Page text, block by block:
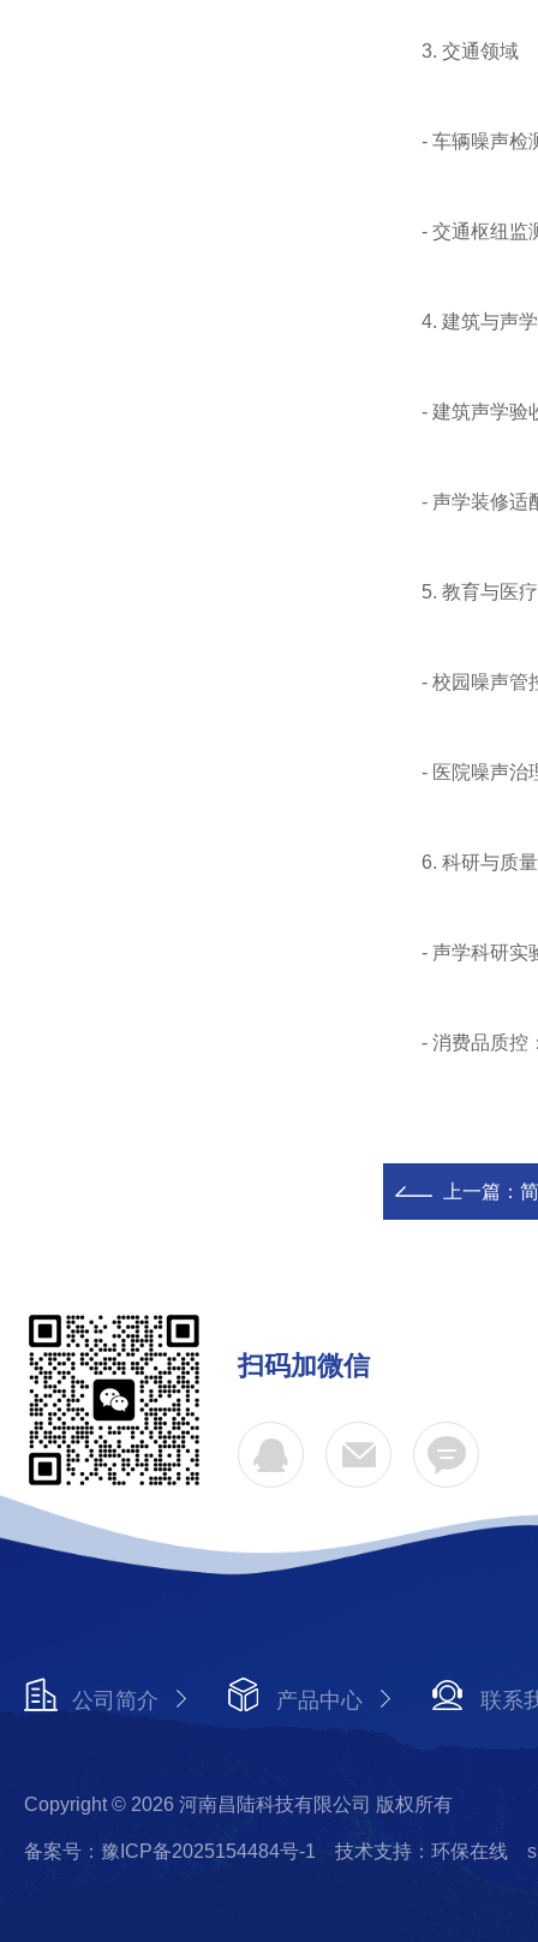
3. 交通领域
- 车辆噪声检测
- 交通枢纽监测
4. 建筑与声学
- 建筑声学验收
- 声学装修适配
5. 教育与医疗
- 校园噪声管控
- 医院噪声治理
6. 科研与质量
- 声学科研实验
- 消费品质控：
上一篇：
扫码加微信
公司简介 产品中心 联系
Copyright © 2026 河南昌陆科技有限公司 版权所有
备案号：豫ICP备2025154484号-1 技术支持：环保在线